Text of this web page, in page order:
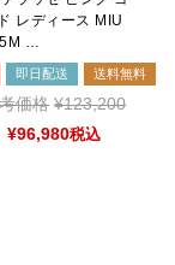
レディース MIU
…
即日配送 送料無料
価格 ¥123,200
¥96,980税込